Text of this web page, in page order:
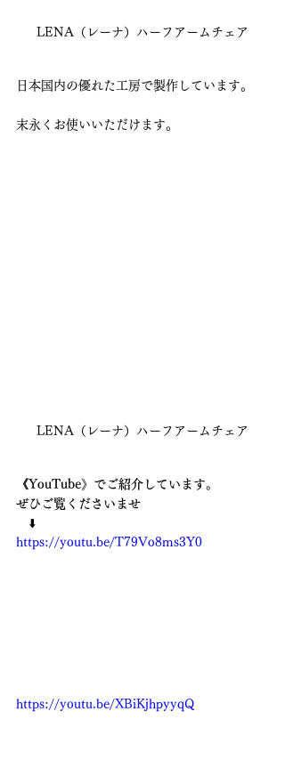
LENA（レーナ）ハーフアームチェア
日本国内の優れた工房で製作しています。
末永くお使いいただけます。
LENA（レーナ）ハーフアームチェア
《YouTube》でご紹介しています。
ぜひご覧くださいませ
⬇️
https://youtu.be/T79Vo8ms3Y0
https://youtu.be/XBiKjhpyyqQ